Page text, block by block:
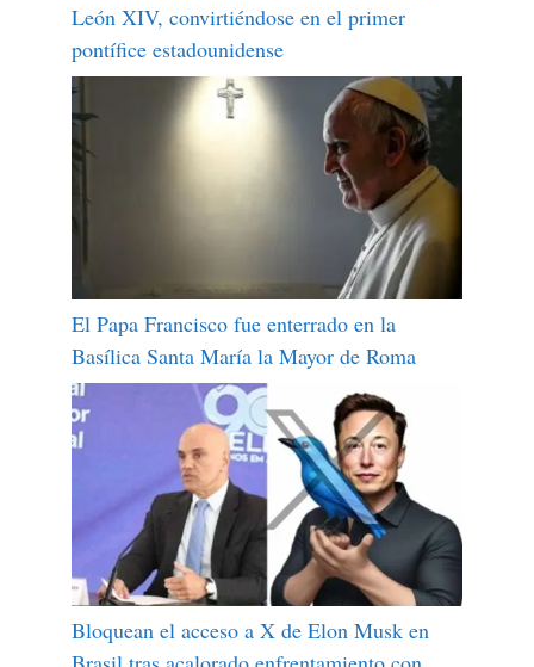
León XIV, convirtiéndose en el primer
pontífice estadounidense
El Papa Francisco fue enterrado en la
Basílica Santa María la Mayor de Roma
Bloquean el acceso a X de Elon Musk en